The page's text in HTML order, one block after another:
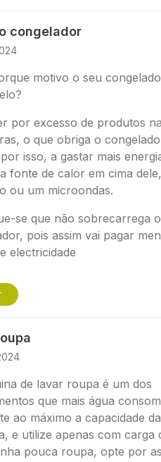
congelador
motivo o seu
por excesso de produtos
o que obriga o
isso, a gastar mais
fonte de calor em cima
ou um microondas.
se que não sobrecarrega
pois assim vai pagar
electricidade
de lavar roupa é um dos
que mais água
ao máximo a capacidade
e utilize apenas com carga
pouca roupa, opte por